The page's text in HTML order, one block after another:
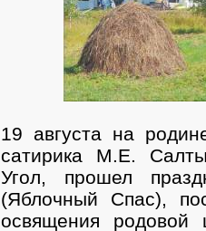
19 августа на
сатирика М.Е.
Угол, прошел
(Яблочный Спас),
освящения родовой